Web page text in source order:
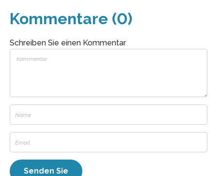
Kommentare (0)
Schreiben Sie einen Kommentar